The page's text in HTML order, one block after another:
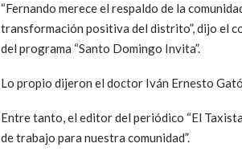
“Fernando merece el respaldo de la
transformación positiva del distrito”, dijo el
del programa “Santo Domingo Invita”.
Lo propio dijeron el doctor Iván Ernesto
Entre tanto, el editor del periódico “El
de trabajo para nuestra comunidad”.